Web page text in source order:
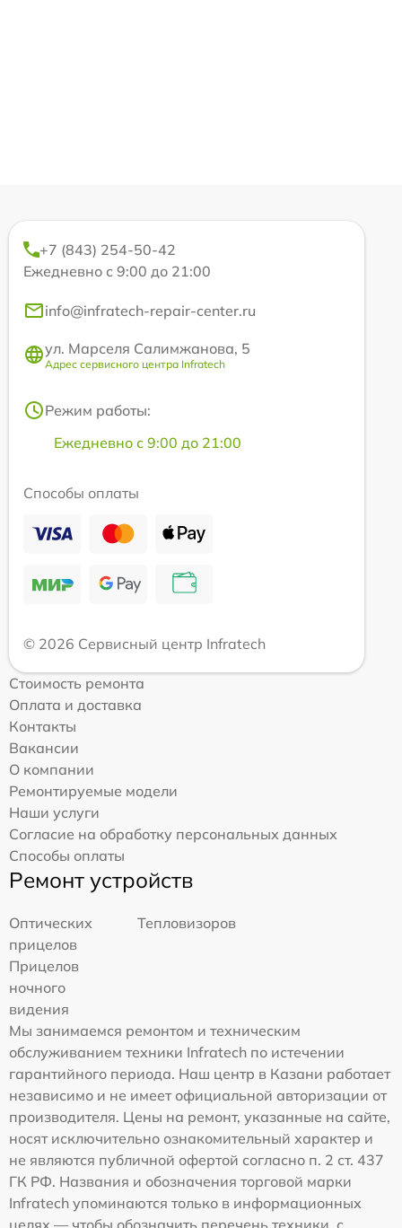
+7 (843) 254-50-42
Ежедневно с 9:00 до 21:00
info@infratech-repair-center.ru
ул. Марселя Салимжанова, 5
Адрес сервисного центра Infratech
Режим работы:
Ежедневно с 9:00 до 21:00
Способы оплаты
© 2026 Сервисный центр Infratech
Стоимость ремонта
Оплата и доставка
Контакты
Вакансии
О компании
Ремонтируемые модели
Наши услуги
Согласие на обработку персональных данных
Способы оплаты
Ремонт устройств
Оптических
прицелов
Тепловизоров
Прицелов
ночного
видения
Мы занимаемся ремонтом и техническим
обслуживанием техники Infratech по истечении
гарантийного периода. Наш центр в Казани работает
независимо и не имеет официальной авторизации от
производителя. Цены на ремонт, указанные на сайте,
носят исключительно ознакомительный характер и
не являются публичной офертой согласно п. 2 ст. 437
ГК РФ. Названия и обозначения торговой марки
Infratech упоминаются только в информационных
целях — чтобы обозначить перечень техники, с